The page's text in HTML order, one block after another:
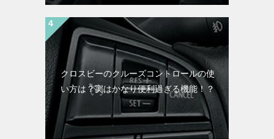
クロスビーのクルーズコントロールの使
い方は？実はかなり便利過ぎる機能！？